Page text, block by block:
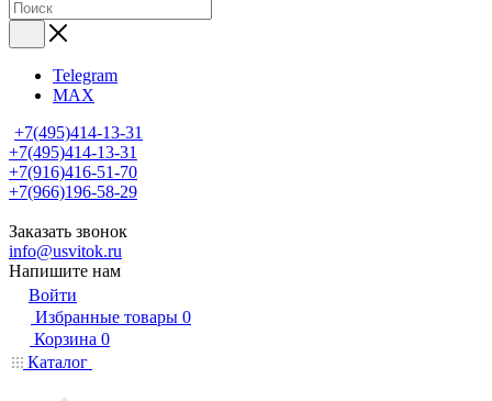
Telegram
MAX
+7(495)414-13-31
+7(495)414-13-31
+7(916)416-51-70
+7(966)196-58-29
Заказать звонок
info@usvitok.ru
Напишите нам
Войти
Избранные товары 0
Корзина 0
Каталог